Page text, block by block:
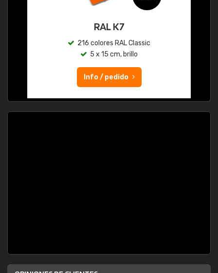
RAL K7
216 colores RAL Classic
5 x 15 cm, brillo
Info / pedido